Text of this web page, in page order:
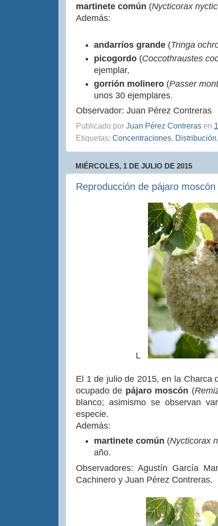
martinete común (Nycticorax
Además:
andarríos grande (Tringa
picogordo (Coccothraustes
ejemplar,
gorrión molinero (Passer
unos 30 ejemplares.
Observador: Juan Pérez Contreras
Publicado por Juan Pérez Contreras en
Etiquetas: Concentraciones, Distribución
MIÉRCOLES, 1 DE JULIO DE 2015
Reproducción de pájaro
L
El 1 de julio de 2015, en la Charca
ocupado de pájaro moscón (
blanco; asimismo se observan
especie.
Además:
martinete común (Nycticorax
año.
Observadores: Agustín García
Cachinero y Juan Pérez Contreras.